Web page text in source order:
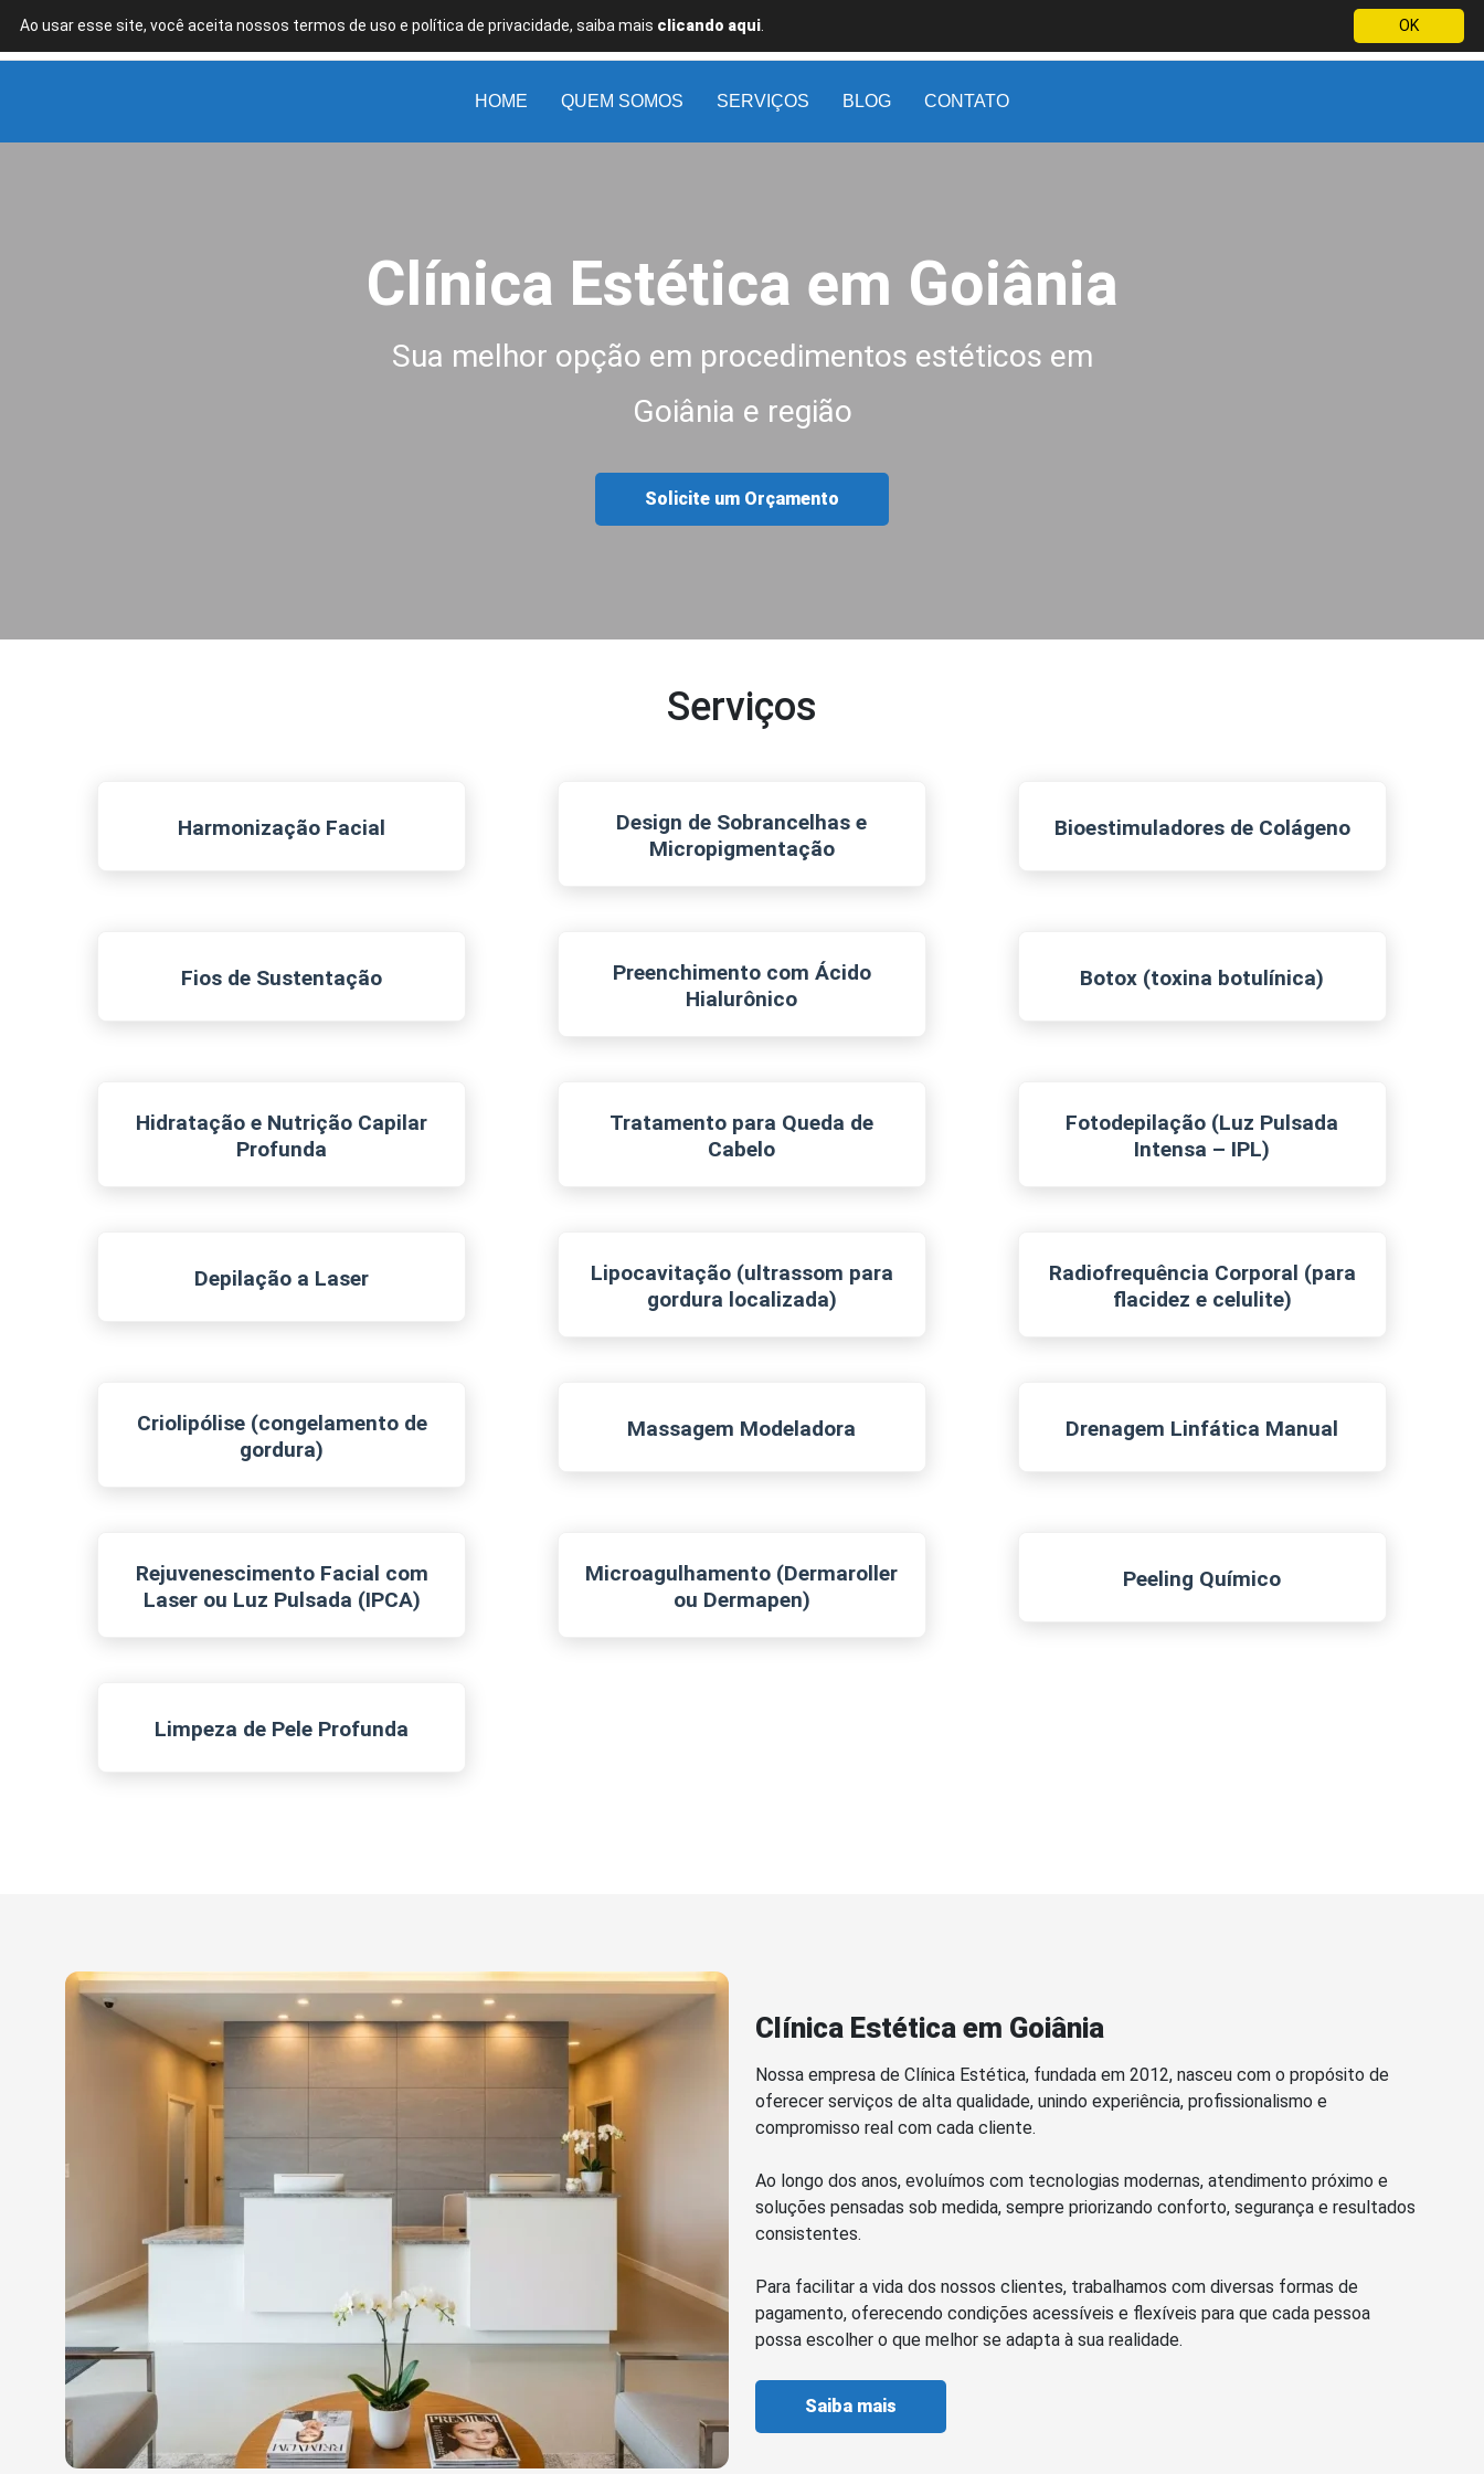
Clínica
Orçamento por e-mail
HOME QUEM SOMOS SERVIÇOS BLOG CONTATO
Clínica Estética em Goiânia
Sua melhor opção em procedimentos estéticos em
Goiânia e região
Solicite um Orçamento
Serviços
Harmonização Facial
Design de Sobrancelhas e
Micropigmentação
Bioestimuladores de Colágeno
Fios de Sustentação
Preenchimento com Ácido
Hialurônico
Botox (toxina botulínica)
Hidratação e Nutrição Capilar
Profunda
Tratamento para Queda de
Cabelo
Fotodepilação (Luz Pulsada
Intensa – IPL)
Depilação a Laser
Lipocavitação (ultrassom para
gordura localizada)
Radiofrequência Corporal (para
flacidez e celulite)
Criolipólise (congelamento de
gordura)
Massagem Modeladora Drenagem Linfática Manual
Rejuvenescimento Facial com
Laser ou Luz Pulsada (IPCA)
Microagulhamento (Dermaroller
ou Dermapen)
Peeling Químico
Limpeza de Pele Profunda
Clínica Estética em Goiânia
Nossa empresa de Clínica Estética, fundada em 2012, nasceu com o propósito de
oferecer serviços de alta qualidade, unindo experiência, profissionalismo e
compromisso real com cada cliente.
Ao longo dos anos, evoluímos com tecnologias modernas, atendimento próximo e
soluções pensadas sob medida, sempre priorizando conforto, segurança e resultados
consistentes.
Para facilitar a vida dos nossos clientes, trabalhamos com diversas formas de
pagamento, oferecendo condições acessíveis e flexíveis para que cada pessoa
possa escolher o que melhor se adapta à sua realidade.
Saiba mais
OK
Ao usar esse site, você aceita nossos termos de uso e política de privacidade, saiba mais clicando aqui